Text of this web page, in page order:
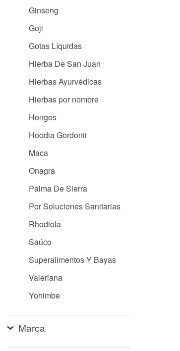
Ginseng
Goji
Gotas Líquidas
Hierba De San Juan
Hierbas Ayurvédicas
Hierbas por nombre
Hongos
Hoodia Gordonii
Maca
Onagra
Palma De Sierra
Por Soluciones Sanitarias
Rhodiola
Saúco
Superalimentos Y Bayas
Valeriana
Yohimbe
Marca